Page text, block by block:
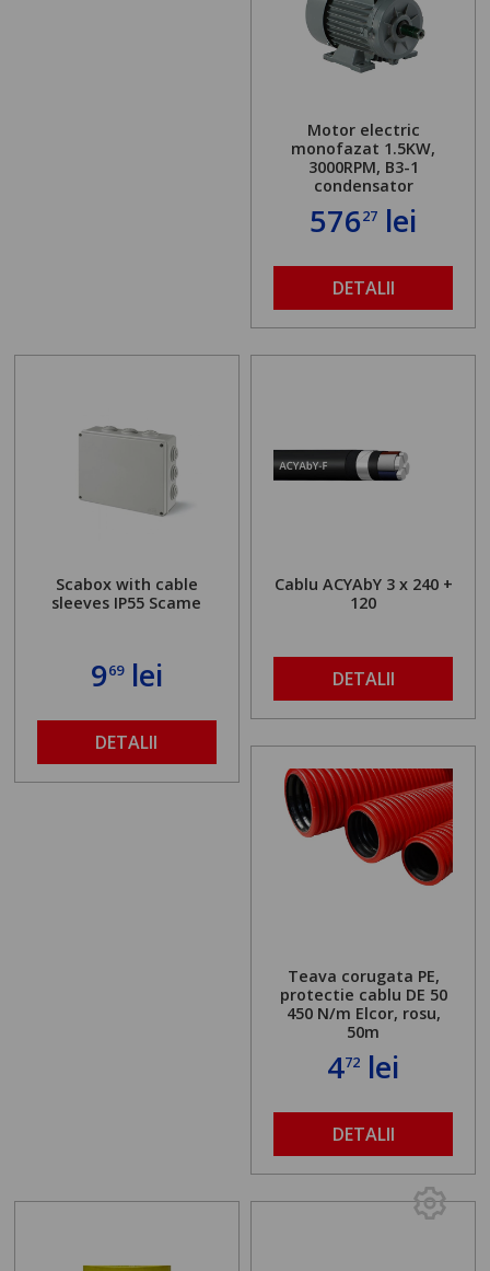
Motor electric
monofazat 1.5KW,
3000RPM, B3-1
condensator
57627 lei
DETALII
Scabox with cable
sleeves IP55 Scame
969lei
DETALII
Cablu ACYAbY 3 x 240 +
120
DETALII
Teava corugata PE,
protectie cablu DE 50
450 N/m Elcor, rosu,
50m
472 lei
DETALII